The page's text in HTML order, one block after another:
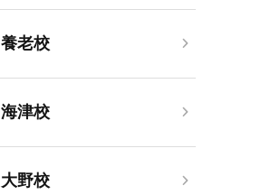
養老校
海津校
大野校